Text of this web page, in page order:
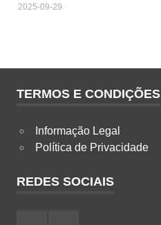
2025-09-29
TERMOS E CONDIÇÕES
Informação Legal
Política de Privacidade
REDES SOCIAIS